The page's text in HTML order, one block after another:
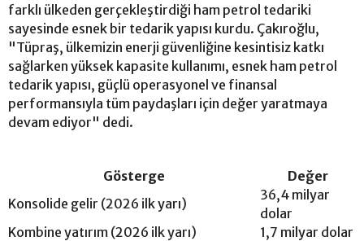
farklı ülkeden gerçekleştirdiği ham petrol tedariki
sayesinde esnek bir tedarik yapısı kurdu. Çakıroğlu,
"Tüpraş, ülkemizin enerji güvenliğine kesintisiz katkı
sağlarken yüksek kapasite kullanımı, esnek ham petrol
tedarik yapısı, güçlü operasyonel ve finansal
performansıyla tüm paydaşları için değer yaratmaya
devam ediyor" dedi.
Gösterge
Değer
Konsolide gelir (2026 ilk yarı)
36,4 milyar
dolar
Kombine yatırım (2026 ilk yarı)
1,7 milyar dolar